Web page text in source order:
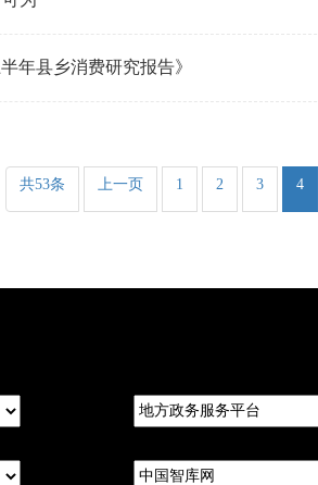
年县乡消费研究报告》
共53条 上一页 1 2 3 4